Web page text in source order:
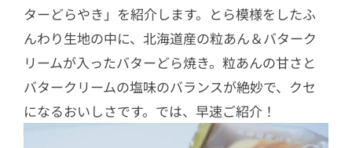
ターどらやき」を紹介します。とら模様をしたふ
んわり生地の中に、北海道産の粒あん＆バターク
リームが入ったバターどら焼き。粒あんの甘さと
バタークリームの塩味のバランスが絶妙で、クセ
になるおいしさです。では、早速ご紹介！